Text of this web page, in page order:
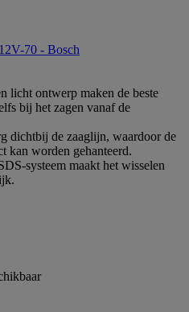
70 - Bosch
licht ontwerp maken de beste
bij het zagen vanaf de
dichtbij de zaaglijn, waardoor de
kan worden gehanteerd.
systeem maakt het wisselen